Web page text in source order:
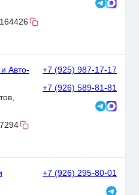
Авто-
+7 (925) 987-17-17
+7 (926) 589-81-81
+7 (926) 295-80-01